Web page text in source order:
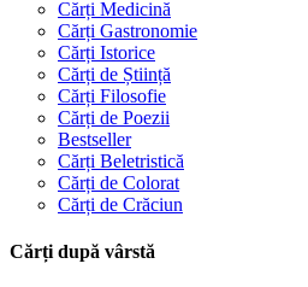
Cărți Medicină
Cărți Gastronomie
Cărți Istorice
Cărți de Știință
Cărți Filosofie
Cărți de Poezii
Bestseller
Cărți Beletristică
Cărți de Colorat
Cărți de Crăciun
Cărți după vârstă